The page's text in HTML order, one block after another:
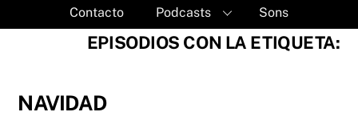
Contacto Podcasts Sons
EPISODIOS CON LA ETIQUETA:
NAVIDAD